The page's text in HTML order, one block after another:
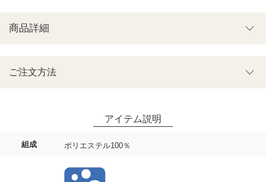
組成 ポリエステル100％
ご注文方法
商品詳細